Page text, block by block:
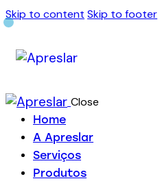
Skip to content Skip to footer
Close
Home
A Apreslar
Serviços
Produtos